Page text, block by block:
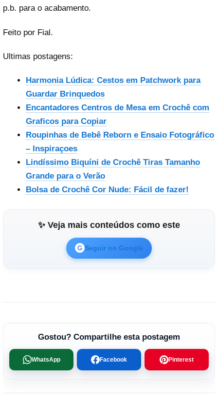
p.b. para o acabamento.
Feito por Fial.
Ultimas postagens:
Harmonia Lúdica: Cestos em Patchwork para
Guardar Brinquedos
Encantadores Centros de Mesa em Crochê com
Graficos para Copiar
Roupinhas de Bebê Reborn e Ensaio Fotográfico
– Inspiraçoes
Lindíssimo Biquíni de Crochê Tiras Tamanho
Grande para o Verão
Bolsa de Crochê Cor Nude: Fácil de fazer!
✨ Veja mais conteúdos como este
G Seguir no Google
Gostou? Compartilhe esta postagem
WhatsApp Facebook Pinterest